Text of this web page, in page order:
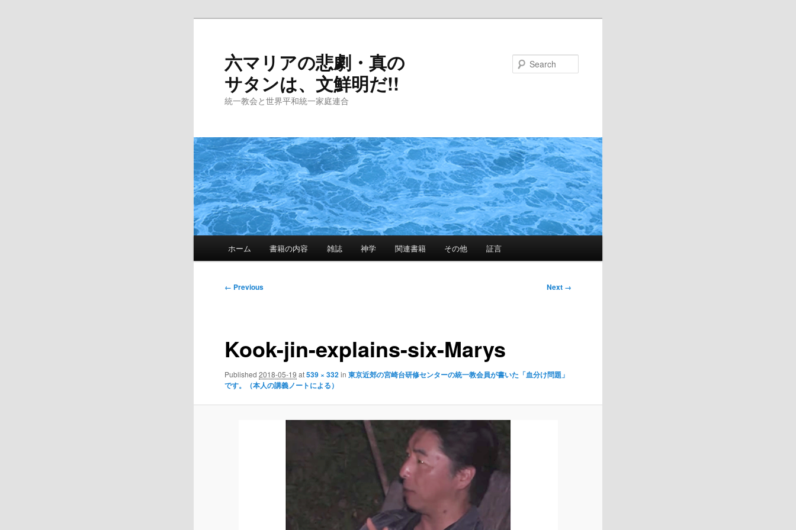
六マリアの悲劇・真の
サタンは、文鮮明だ!!
統一教会と世界平和統一家庭連合
ホーム 書籍の内容 雑誌 神学 関連書籍 その他 証言
Image
← Previous Next →
Kook-jin-explains-six-Marys
Published2018-05-19 at539 × 332in東京近郊の宮崎台研修センターの統一教会員が書いた「血分け問題」
です。（本人の講義ノートによる）